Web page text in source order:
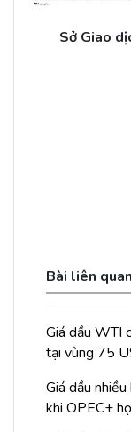
Sở Giao
Bài liên quan
Giá dầu WTI
tại vùng 75
Giá dầu
khi OPEC+